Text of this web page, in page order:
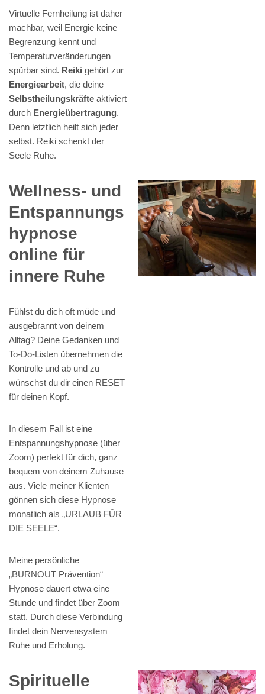
Virtuelle Fernheilung ist daher
machbar, weil Energie keine
Begrenzung kennt und
Temperaturveränderungen
spürbar sind. Reiki gehört zur
Energiearbeit, die deine
Selbstheilungskräfte aktiviert
durch Energieübertragung.
Denn letztlich heilt sich jeder
selbst. Reiki schenkt der
Seele Ruhe.
Wellness- und
Entspannungs
hypnose
online für
innere Ruhe
Fühlst du dich oft müde und
ausgebrannt von deinem
Alltag? Deine Gedanken und
To-Do-Listen übernehmen die
Kontrolle und ab und zu
wünschst du dir einen RESET
für deinen Kopf.
In diesem Fall ist eine
Entspannungshypnose (über
Zoom) perfekt für dich, ganz
bequem von deinem Zuhause
aus. Viele meiner Klienten
gönnen sich diese Hypnose
monatlich als „URLAUB FÜR
DIE SEELE“.
Meine persönliche
„BURNOUT Prävention“
Hypnose dauert etwa eine
Stunde und findet über Zoom
statt. Durch diese Verbindung
findet dein Nervensystem
Ruhe und Erholung.
Spirituelle